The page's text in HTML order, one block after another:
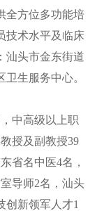
全方位多功能培
技术水平及临床
汕头市金东街道
生服务中心。
中高级以上职
授及副教授39
省名中医4名，
导师2名，汕头
创新领军人才1